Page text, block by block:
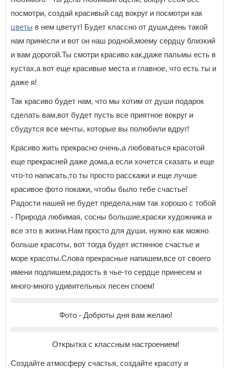
посмотри, создай красивый сад вокруг и посмотри как
цветы в нем цветут! Будет классно от души,день такой
нам принесли и вот он наш родной,моему сердцу близкий
и вам дорогой.Ты смотри красиво как,даже пальмы есть в
кустах,а вот еще красивые места и главное, что есть ты и
даже я!
Так красиво будет нам, что мы хотим от души подарок
сделать вам,вот будет пусть все приятное вокруг и
сбудутся все мечты, которые вы полюбили вдруг!
Красиво жить прекрасно очень,а любоваться красотой
еще прекрасней даже дома,а если хочется сказать и еще
что-то написать,то ты просто расскажи и еще лучше
красивое фото покажи, чтобы было тебе счастье!
Радости нашей не будет предела,нам так хорошо с тобой
- Природа любимая, сосны большие,краски художника и
все это в жизни.Нам просто для души, нужно как можно
больше красоты, вот тогда будет истинное счастье и
море красоты.Слова прекрасные напишем,все от своего
имени подпишем,радость в чье-то сердце принесем и
много-много удивительных песен споем!
Фото - Доброты дня вам желаю!
Открытка с классным настроением!
Создайте атмосферу счастья, создайте красоту и